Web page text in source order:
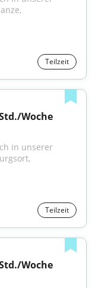
Teilzeit
Woche
in unserer
Teilzeit
Woche